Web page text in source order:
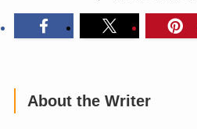
About the Writer